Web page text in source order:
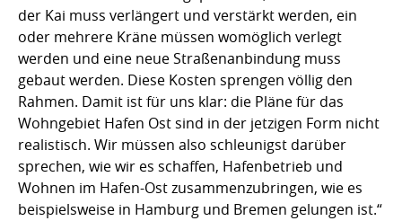
der Kai muss verlängert und verstärkt werden, ein
oder mehrere Kräne müssen womöglich verlegt
werden und eine neue Straßenanbindung muss
gebaut werden. Diese Kosten sprengen völlig den
Rahmen. Damit ist für uns klar: die Pläne für das
Wohngebiet Hafen Ost sind in der jetzigen Form nicht
realistisch. Wir müssen also schleunigst darüber
sprechen, wie wir es schaffen, Hafenbetrieb und
Wohnen im Hafen-Ost zusammenzubringen, wie es
beispielsweise in Hamburg und Bremen gelungen ist.“